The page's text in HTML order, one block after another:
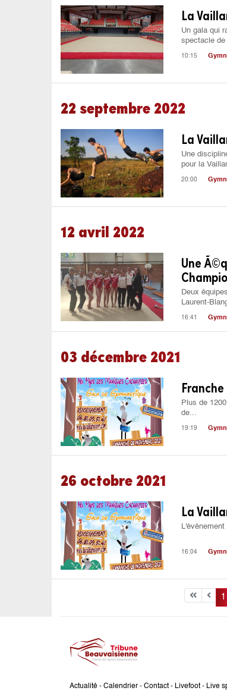
La
Un gala qui
spectacle de
10:15
22 septembre 2022
La
Une
pour la
20:00
12 avril 2022
Une
Deux
Laurent-
16:41
03 décembre 2021
Plus de
de...
19:19
26 octobre 2021
La
16:04
1
Actualité - Calendrier - Contact - Livefoot - Live